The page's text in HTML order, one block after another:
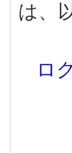
は、
ロ